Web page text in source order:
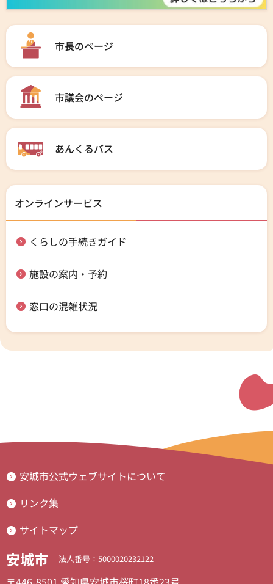
市長のページ
市議会のページ
あんくるバス
オンラインサービス
くらしの手続きガイド
施設の案内・予約
窓口の混雑状況
安城市公式ウェブサイトについて
リンク集
サイトマップ
安城市 法人番号：5000020232122